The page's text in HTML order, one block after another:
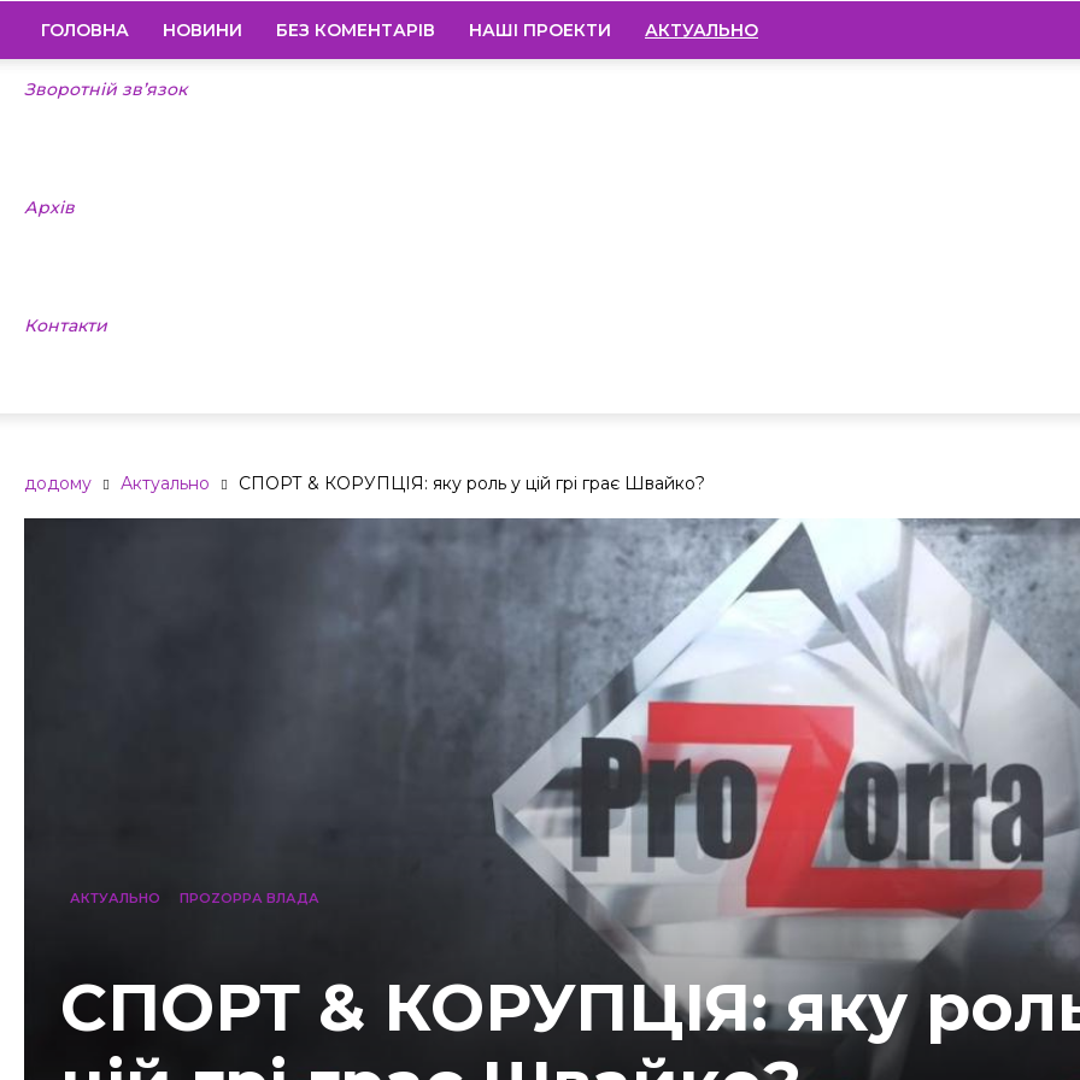
ГОЛОВНА НОВИНИ БЕЗ КОМЕНТАРІВ НАШІ ПРОЕКТИ АКТУАЛЬНО
Зворотній зв’язок
Архів
Контакти
додому Актуально СПОРТ & КОРУПЦІЯ: яку роль у цій грі грає Швайко?
АКТУАЛЬНО ПРОZОРРА ВЛАДА
СПОРТ & КОРУПЦІЯ: яку